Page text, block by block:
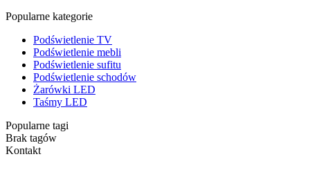
Popularne kategorie
Podświetlenie TV
Podświetlenie mebli
Podświetlenie sufitu
Podświetlenie schodów
Żarówki LED
Taśmy LED
Popularne tagi
Brak tagów
Kontakt